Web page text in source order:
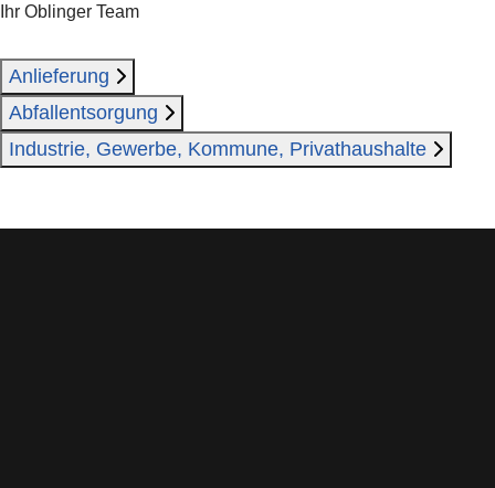
Ihr Oblinger Team
Anlieferung
Abfallentsorgung
Industrie, Gewerbe, Kommune, Privathaushalte